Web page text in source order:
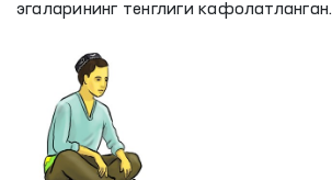
эгаларининг тенглиги кафолатланган.